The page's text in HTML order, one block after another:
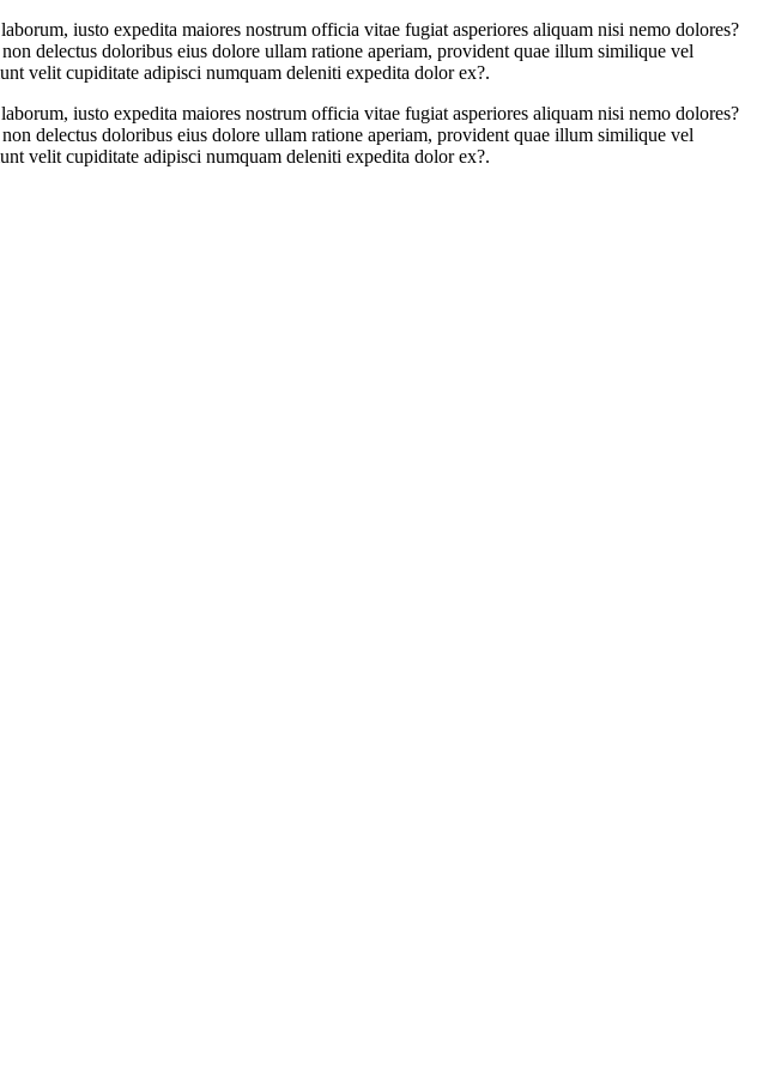
iusto expedita maiores nostrum officia vitae fugiat asperiores aliquam nisi nemo dolores?
delectus doloribus eius dolore ullam ratione aperiam, provident quae illum similique vel
velit cupiditate adipisci numquam deleniti expedita dolor ex?.
iusto expedita maiores nostrum officia vitae fugiat asperiores aliquam nisi nemo dolores?
delectus doloribus eius dolore ullam ratione aperiam, provident quae illum similique vel
velit cupiditate adipisci numquam deleniti expedita dolor ex?.